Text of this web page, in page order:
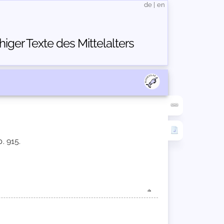
Texte des Mittelalters
de en
915.